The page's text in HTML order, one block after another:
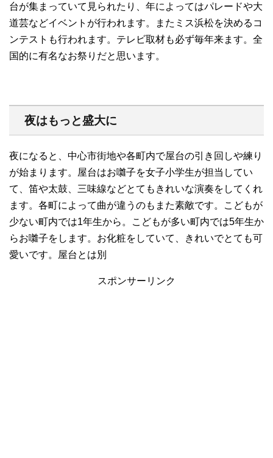
台が集まっていて見られたり、年によってはパレードや大
道芸などイベントが行われます。またミス浜松を決めるコ
ンテストも行われます。テレビ取材も必ず毎年来ます。全
国的に有名なお祭りだと思います。
夜はもっと盛大に
夜になると、中心市街地や各町内で屋台の引き回しや練り
が始まります。屋台はお囃子を女子小学生が担当してい
て、笛や太鼓、三味線などとてもきれいな演奏をしてくれ
ます。各町によって曲が違うのもまた素敵です。こどもが
少ない町内では1年生から。こどもが多い町内では5年生か
らお囃子をします。お化粧をしていて、きれいでとても可
愛いです。屋台とは別
スポンサーリンク